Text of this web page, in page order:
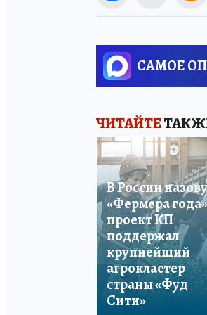
САМОЕ
ЧИТАЙТЕ
В России
«Фермера
проект КП
поддержал
крупнейший
агрокластер
страны «Фуд
Сити»